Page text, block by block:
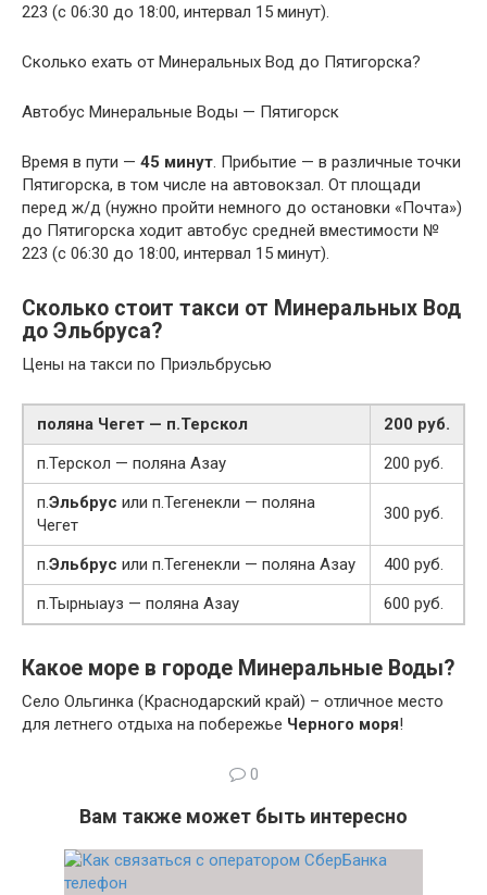
223 (с 06:30 до 18:00, интервал 15 минут).
Сколько ехать от Минеральных Вод до Пятигорска?
Автобус Минеральные Воды — Пятигорск
Время в пути — 45 минут . Прибытие — в различные точки
Пятигорска, в том числе на автовокзал. От площади
перед ж/д (нужно пройти немного до остановки «Почта»)
до Пятигорска ходит автобус средней вместимости №
223 (с 06:30 до 18:00, интервал 15 минут).
Сколько стоит такси от Минеральных Вод
до Эльбруса?
Цены на такси по Приэльбрусью
поляна Чегет — п.Терскол
200 руб.
п.Терскол — поляна Азау
200 руб.
п. Эльбрус или п.Тегенекли — поляна
Чегет
300 руб.
п. Эльбрус или п.Тегенекли — поляна Азау
400 руб.
п.Тырныауз — поляна Азау
600 руб.
Какое море в городе Минеральные Воды?
Село Ольгинка (Краснодарский край) – отличное место
для летнего отдыха на побережье Черного моря!
0
Вам также может быть интересно